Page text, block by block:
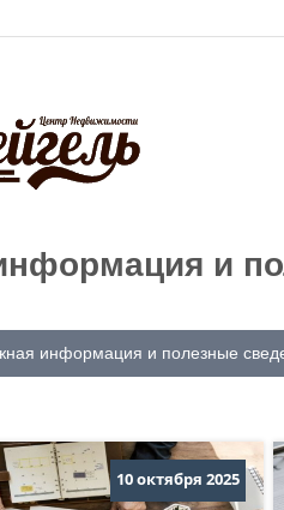
и
информация и полезные
10 октября 2025